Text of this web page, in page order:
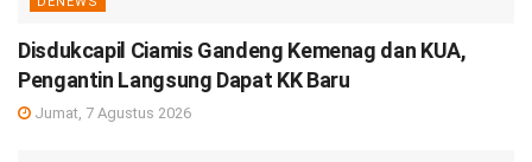
Disdukcapil Ciamis Gandeng Kemenag dan KUA,
Pengantin Langsung Dapat KK Baru
Jumat, 7 Agustus 2026